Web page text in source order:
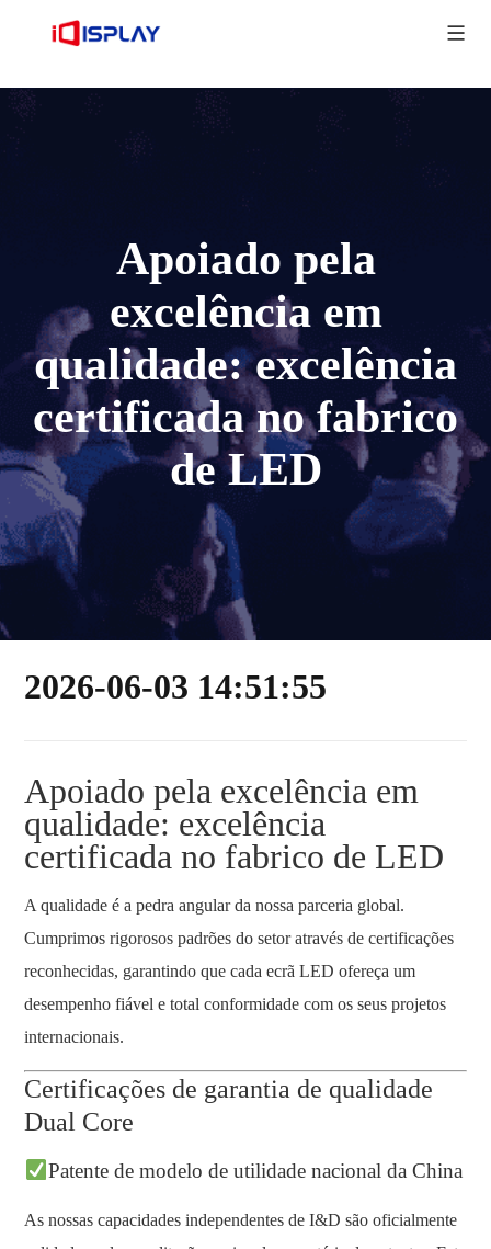
Apoiado pela
excelência em
qualidade: excelência
certificada no fabrico
de LED
2026-06-03 14:51:55
Apoiado pela excelência em
qualidade: excelência
certificada no fabrico de LED
A qualidade é a pedra angular da nossa parceria global.
Cumprimos rigorosos padrões do setor através de certificações
reconhecidas, garantindo que cada ecrã LED ofereça um
desempenho fiável e total conformidade com os seus projetos
internacionais.
Certificações de garantia de qualidade
Dual Core
Patente de modelo de utilidade nacional da China
As nossas capacidades independentes de I&D são oficialmente